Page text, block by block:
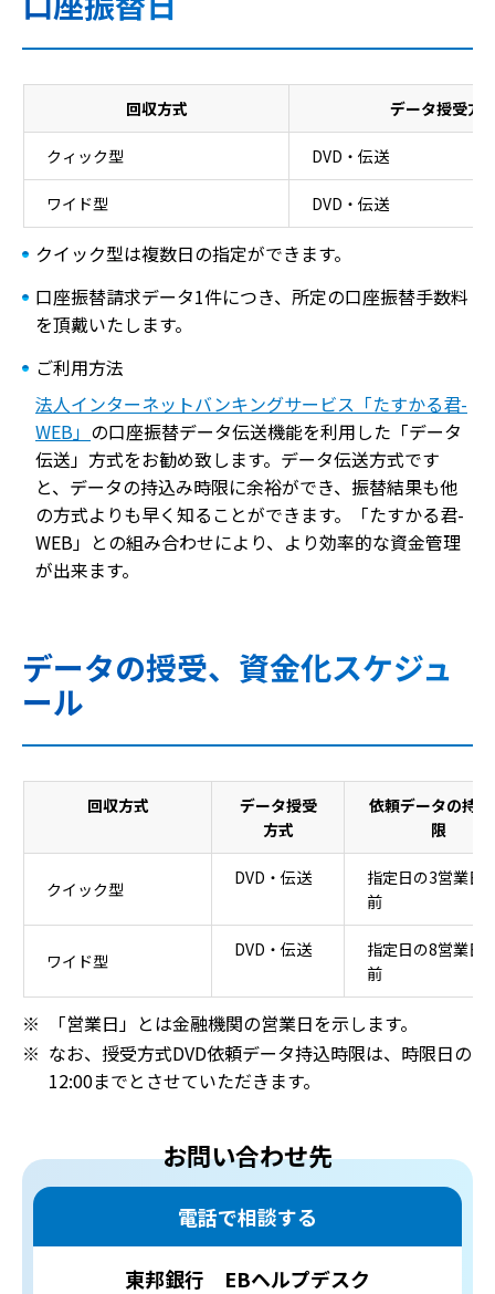
回収方式 データ授受方
クィック型 DVD・伝送
ワイド型 DVD・伝送
クイック型は複数日の指定ができます。
口座振替請求データ1件につき、所定の口座振替手数料
を頂戴いたします。
ご利用方法
法人インターネットバンキングサービス「たすかる君-
WEB」 の口座振替データ伝送機能を利用した「データ
伝送」方式をお勧め致します。データ伝送方式です
と、データの持込み時限に余裕ができ、振替結果も他
の方式よりも早く知ることができます。「たすかる君-
WEB」との組み合わせにより、より効率的な資金管理
が出来ます。
データの授受、資金化スケジュ
ール
回収方式
データ授受
方式
依頼データの持
限
クイック型
DVD・伝送
指定日の3営業日
前
ワイド型
DVD・伝送
指定日の8営業日
前
「営業日」とは金融機関の営業日を示します。
なお、授受方式DVD依頼データ持込時限は、時限日の
12:00までとさせていただきます。
お問い合わせ先
電話で相談する
東邦銀行 EBヘルプデスク